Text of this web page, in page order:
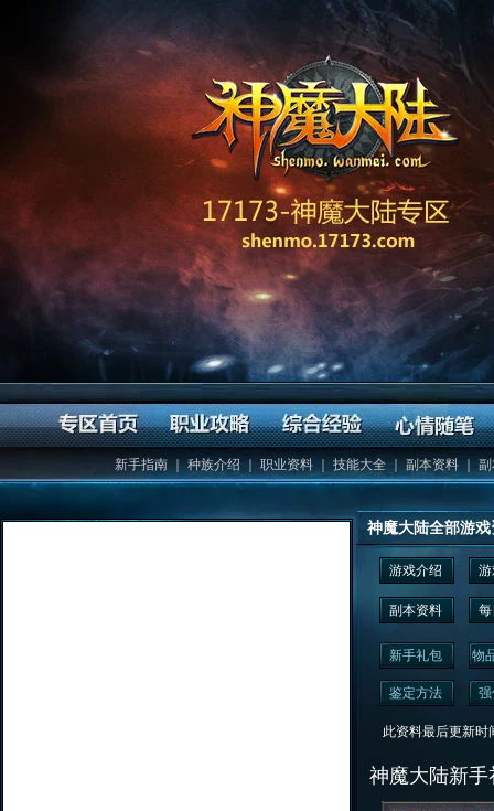
新手指南 种族介绍 ｜ 职业资料 ｜技能大全｜ 副本资料 ｜
神魔大陆全部游戏
游戏介绍
副本资料
新手礼包 物
鉴定方法
此资料最后更新时
神魔大陆新